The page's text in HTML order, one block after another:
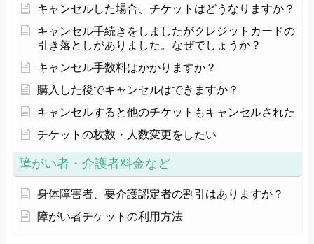
キャンセルした場合、チケットはどうなりますか？
キャンセル手続きをしましたがクレジットカードの
引き落としがありました。なぜでしょうか？
キャンセル手数料はかかりますか？
購入した後でキャンセルはできますか？
キャンセルすると他のチケットもキャンセルされた
チケットの枚数・人数変更をしたい
障がい者・介護者料金など
身体障害者、要介護認定者の割引はありますか？
障がい者チケットの利用方法